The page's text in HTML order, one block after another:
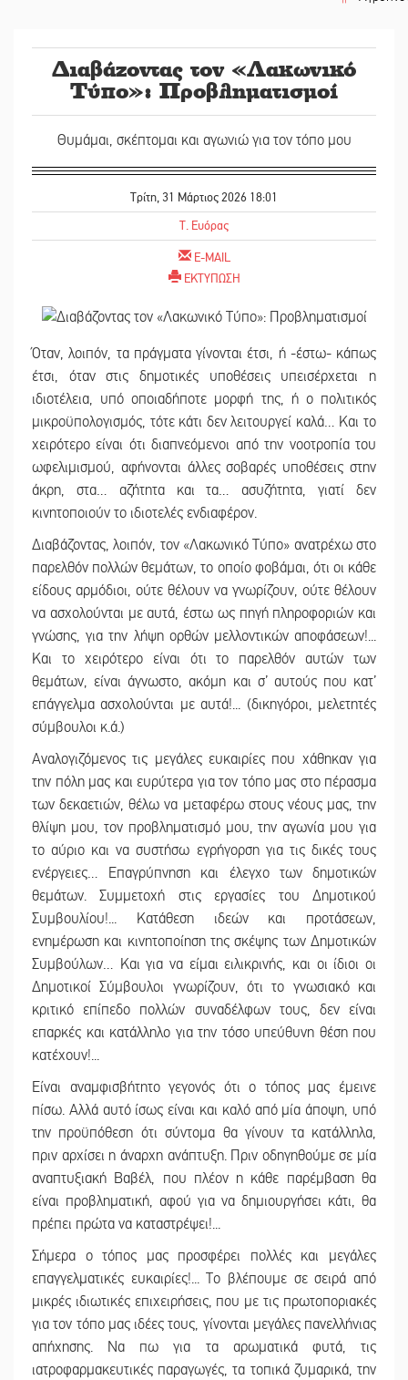
||
||
|| Στον
||
|| Δεν
||
||
|| Φως σε
||
||
|| Εντολή
|| Ασίστ
|| Στον
Διαβάζοντας τον «Λακωνικό
Τύπο»: Προβληματισμοί
Θυμάμαι, σκέπτομαι και αγωνιώ για τον τόπο μου
Τρίτη, 31 Μάρτιος 2026 18:01
T. Ευόρας
E-MAIL
ΕΚΤΥΠΩΣΗ
Όταν, λοιπόν, τα πράγματα γίνονται έτσι, ή -έστω- κάπως
έτσι, όταν στις δημοτικές υποθέσεις υπεισέρχεται η
ιδιοτέλεια, υπό οποιαδήποτε μορφή της, ή ο πολιτικός
μικροϋπολογισμός, τότε κάτι δεν λειτουργεί καλά… Και το
χειρότερο είναι ότι διαπνεόμενοι από την νοοτροπία του
ωφελιμισμού, αφήνονται άλλες σοβαρές υποθέσεις στην
άκρη, στα… αζήτητα και τα… ασυζήτητα, γιατί δεν
κινητοποιούν το ιδιοτελές ενδιαφέρον.
Διαβάζοντας, λοιπόν, τον «Λακωνικό Τύπο» ανατρέχω στο
παρελθόν πολλών θεμάτων, το οποίο φοβάμαι, ότι οι κάθε
είδους αρμόδιοι, ούτε θέλουν να γνωρίζουν, ούτε θέλουν
να ασχολούνται με αυτά, έστω ως πηγή πληροφοριών και
γνώσης, για την λήψη ορθών μελλοντικών αποφάσεων!...
Και το χειρότερο είναι ότι το παρελθόν αυτών των
θεμάτων, είναι άγνωστο, ακόμη και σ’ αυτούς που κατ’
επάγγελμα ασχολούνται με αυτά!... (δικηγόροι, μελετητές
σύμβουλοι κ.ά.)
Αναλογιζόμενος τις μεγάλες ευκαιρίες που χάθηκαν για
την πόλη μας και ευρύτερα για τον τόπο μας στο πέρασμα
των δεκαετιών, θέλω να μεταφέρω στους νέους μας, την
θλίψη μου, τον προβληματισμό μου, την αγωνία μου για
το αύριο και να συστήσω εγρήγορση για τις δικές τους
ενέργειες… Επαγρύπνηση και έλεγχο των δημοτικών
θεμάτων. Συμμετοχή στις εργασίες του Δημοτικού
Συμβουλίου!... Κατάθεση ιδεών και προτάσεων,
ενημέρωση και κινητοποίηση της σκέψης των Δημοτικών
Συμβούλων… Και για να είμαι ειλικρινής, και οι ίδιοι οι
Δημοτικοί Σύμβουλοι γνωρίζουν, ότι το γνωσιακό και
κριτικό επίπεδο πολλών συναδέλφων τους, δεν είναι
επαρκές και κατάλληλο για την τόσο υπεύθυνη θέση που
κατέχουν!...
Είναι αναμφισβήτητο γεγονός ότι ο τόπος μας έμεινε
πίσω. Αλλά αυτό ίσως είναι και καλό από μία άποψη, υπό
την προϋπόθεση ότι σύντομα θα γίνουν τα κατάλληλα,
πριν αρχίσει η άναρχη ανάπτυξη. Πριν οδηγηθούμε σε μία
αναπτυξιακή Βαβέλ, που πλέον η κάθε παρέμβαση θα
είναι προβληματική, αφού για να δημιουργήσει κάτι, θα
πρέπει πρώτα να καταστρέψει!...
Σήμερα ο τόπος μας προσφέρει πολλές και μεγάλες
επαγγελματικές ευκαιρίες!... Το βλέπουμε σε σειρά από
μικρές ιδιωτικές επιχειρήσεις, που με τις πρωτοποριακές
για τον τόπο μας ιδέες τους, γίνονται μεγάλες πανελλήνιας
απήχησης. Να πω για τα αρωματικά φυτά, τις
ιατροφαρμακευτικές παραγωγές, τα τοπικά ζυμαρικά, την